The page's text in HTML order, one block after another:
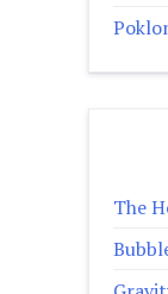
The